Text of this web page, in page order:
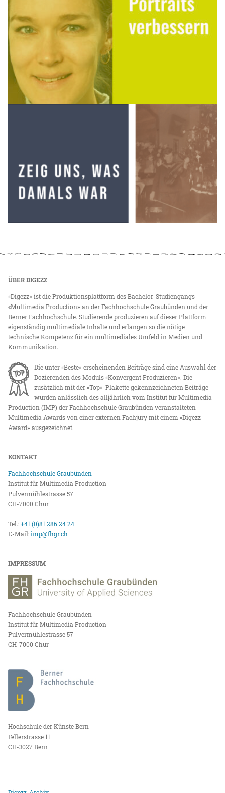
ÜBER DIGEZZ
«Digezz» ist die Produktionsplattform des Bachelor-Studiengangs
«Multimedia Production» an der Fachhochschule Graubünden und der
Berner Fachhochschule. Studierende produzieren auf dieser Plattform
eigenständig multimediale Inhalte und erlangen so die nötige
technische Kompetenz für ein multimediales Umfeld in Medien und
Kommunikation.
Die unter «Beste» erscheinenden Beiträge sind eine Auswahl der
Dozierenden des Moduls «Konvergent Produzieren». Die
zusätzlich mit der «Top»-Plakette gekennzeichneten Beiträge
wurden anlässlich des alljährlich vom Institut für Multimedia
Production (IMP) der Fachhochschule Graubünden veranstalteten
Multimedia Awards von einer externen Fachjury mit einem «Digezz-
Award» ausgezeichnet.
KONTAKT
Fachhochschule Graubünden
Institut für Multimedia Production
Pulvermühlestrasse 57
CH-7000 Chur
Tel.:+41 (0)81 286 24 24
E-Mail:imp@fhgr.ch
IMPRESSUM
Fachhochschule Graubünden
Institut für Multimedia Production
Pulvermühlestrasse 57
CH-7000 Chur
Hochschule der Künste Bern
Fellerstrasse 11
CH-3027 Bern